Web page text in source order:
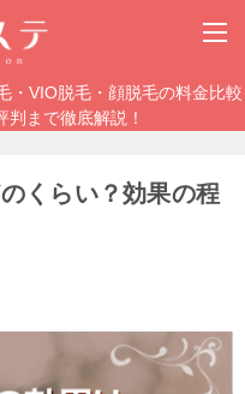
・VIO脱毛・顔脱毛の料金比較
まで徹底解説！
くらい？効果の程